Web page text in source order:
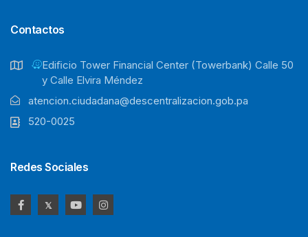
Contactos
Ediﬁcio Tower Financial Center (Towerbank) Calle 50
y Calle Elvira Méndez
atencion.ciudadana@descentralizacion.gob.pa
520-0025
Redes Sociales